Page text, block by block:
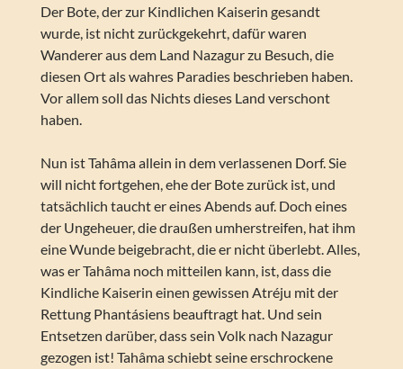
Der Bote, der zur Kindlichen Kaiserin gesandt
wurde, ist nicht zurückgekehrt, dafür waren
Wanderer aus dem Land Nazagur zu Besuch, die
diesen Ort als wahres Paradies beschrieben haben.
Vor allem soll das Nichts dieses Land verschont
haben.
Nun ist Tahâma allein in dem verlassenen Dorf. Sie
will nicht fortgehen, ehe der Bote zurück ist, und
tatsächlich taucht er eines Abends auf. Doch eines
der Ungeheuer, die draußen umherstreifen, hat ihm
eine Wunde beigebracht, die er nicht überlebt. Alles,
was er Tahâma noch mitteilen kann, ist, dass die
Kindliche Kaiserin einen gewissen Atréju mit der
Rettung Phantásiens beauftragt hat. Und sein
Entsetzen darüber, dass sein Volk nach Nazagur
gezogen ist! Tahâma schiebt seine erschrockene